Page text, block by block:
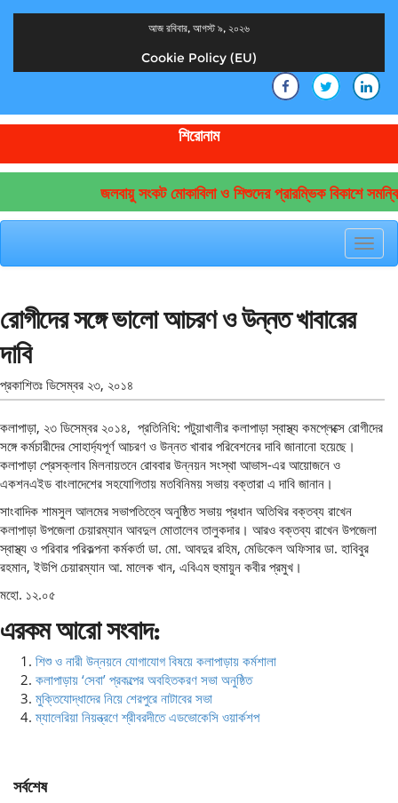
আজ রবিবার, আগস্ট ৯, ২০২৬
Cookie Policy (EU)
শিরোনাম
জলবায়ু সংকট মোকাবিলা ও শিশুদের প্রারম্ভিক বিকাশে
রোগীদের সঙ্গে ভালো আচরণ ও উন্নত খাবারের
দাবি
প্রকাশিতঃ ডিসেম্বর ২৩, ২০১৪
কলাপাড়া, ২৩ ডিসেম্বর ২০১৪, প্রতিনিধি: পটুয়াখালীর কলাপাড়া স্বাস্থ্য কমপ্লেক্সে রোগীদের
সঙ্গে কর্মচারীদের সোহার্দ্যপূর্ণ আচরণ ও উন্নত খাবার পরিবেশনের দাবি জানানো হয়েছে।
কলাপাড়া প্রেসক্লাব মিলনায়তনে রোববার উন্নয়ন সংস্থা আভাস-এর আয়োজনে ও
একশনএইড বাংলাদেশের সহযোগিতায় মতবিনিময় সভায় বক্তারা এ দাবি জানান।
সাংবাদিক শামসুল আলমের সভাপতিত্বে অনুষ্ঠিত সভায় প্রধান অতিথির বক্তব্য রাখেন
কলাপাড়া উপজেলা চেয়ারম্যান আবদুল মোতালেব তালুকদার। আরও বক্তব্য রাখেন উপজেলা
স্বাস্থ্য ও পরিবার পরিকল্পনা কর্মকর্তা ডা. মো. আবদুর রহিম, মেডিকেল অফিসার ডা. হাবিবুর
রহমান, ইউপি চেয়ারম্যান আ. মালেক খান, এবিএম হুমায়ুন কবীর প্রমুখ।
মহো. ১২.০৫
এরকম আরো সংবাদ:
শিশু ও নারী উন্নয়নে যোগাযোগ বিষয়ে কলাপাড়ায় কর্মশালা
কলাপাড়ায় ‘সেবা’ প্রকল্পের অবহিতকরণ সভা অনুষ্ঠিত
মুক্তিযোদ্ধাদের নিয়ে শেরপুরে নাটাবের সভা
ম্যালেরিয়া নিয়ন্ত্রণে শ্রীবরদীতে এডভোকেসি ওয়ার্কশপ
সর্বশেষ